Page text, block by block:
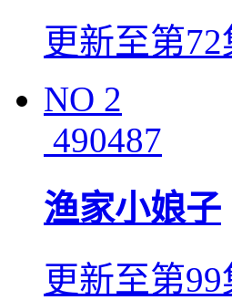
更新至第72
NO 2
490487
渔家小娘子
更新至第99